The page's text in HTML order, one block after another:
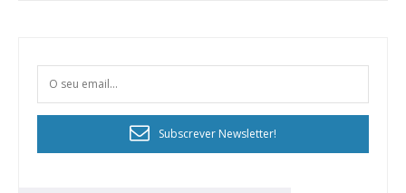
Subscrever Newsletter!